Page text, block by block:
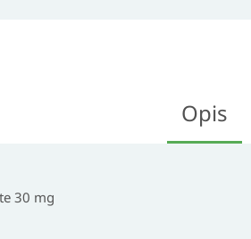
Opis
30 mg